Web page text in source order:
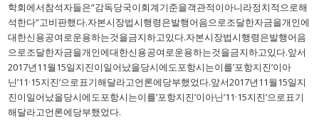
학회에서참석자들은“감독당국이회계기준을객관적이아니라정치적으로해
석한다”고비판했다.자본시장법시행령은발행어음으로조달한자금을개인에
대한신용공여로운용하는것을금지하고있다.자본시장법시행령은발행어음
으로조달한자금을개인에대한신용공여로운용하는것을금지하고있다.앞서
2017년11월15일지진이일어났을당시에도포항시는이를’포항지진’이아
닌’11·15지진’으로표기해달라고언론에당부했었다.앞서2017년11월15일지
진이일어났을당시에도포항시는이를’포항지진’이아닌’11·15지진’으로표기
해달라고언론에당부했었다.